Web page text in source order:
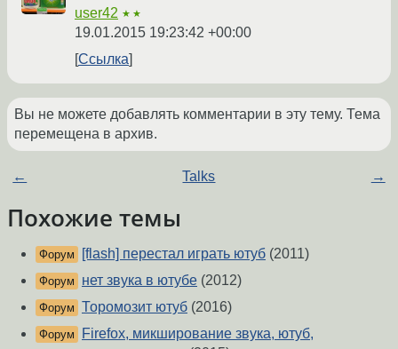
user42 ★★
19.01.2015 19:23:42 +00:00
Ссылка
Вы не можете добавлять комментарии в эту тему. Тема
перемещена в архив.
← Talks →
Похожие темы
Форум [flash] перестал играть ютуб (2011)
Форум нет звука в ютубе (2012)
Форум Торомозит ютуб (2016)
Форум
Firefox, микширование звука, ютуб,